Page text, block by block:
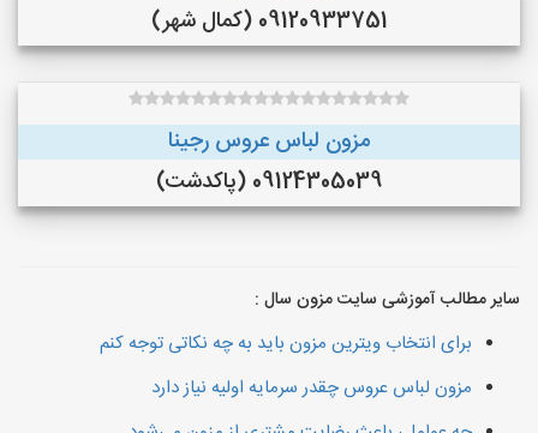
09120933751 (کمال شهر)
مزون لباس عروس رجینا
09124305039 (پاکدشت)
سایر مطالب آموزشی سایت مزون سال :
برای انتخاب ویترین مزون باید به چه نکاتی توجه کنم
مزون لباس عروس چقدر سرمایه اولیه نیاز دارد